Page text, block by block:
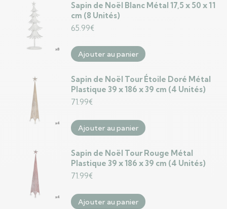
Sapin de Noël Blanc Métal 17,5 x 50 x 11
cm (8 Unités)
65.99€
Ajouter au panier
Sapin de Noël Tour Étoile Doré Métal
Plastique 39 x 186 x 39 cm (4 Unités)
71.99€
Ajouter au panier
Sapin de Noël Tour Rouge Métal
Plastique 39 x 186 x 39 cm (4 Unités)
71.99€
Ajouter au panier